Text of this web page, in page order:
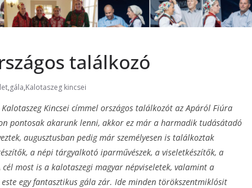
találkozó
,gála,Kalotaszeg kincsei
Kincsei címmel országos találkozót az Apáról Fiúra
pontosak akarunk lenni, akkor ez már a harmadik tudásátadó
augusztusban pedig már személyesen is találkoztak
a népi tárgyalkotó iparművészek, a viseletkészítők, a
most is a kalotaszegi magyar népviseletek, valamint a
egy fantasztikus gála zár. Ide minden törökszentmiklósit